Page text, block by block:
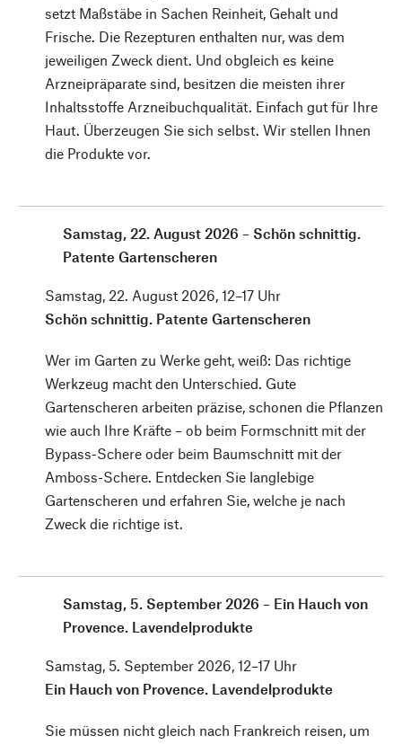
setzt Maßstäbe in Sachen Reinheit, Gehalt und
Frische. Die Rezepturen enthalten nur, was dem
jeweiligen Zweck dient. Und obgleich es keine
Arzneipräparate sind, besitzen die meisten ihrer
Inhaltsstoffe Arzneibuchqualität. Einfach gut für Ihre
Haut. Überzeugen Sie sich selbst. Wir stellen Ihnen
die Produkte vor.
Samstag, 22. August 2026 – Schön schnittig.
Patente Gartenscheren
Samstag, 22. August 2026, 12–17 Uhr
Schön schnittig. Patente Gartenscheren
Wer im Garten zu Werke geht, weiß: Das richtige
Werkzeug macht den Unterschied. Gute
Gartenscheren arbeiten präzise, schonen die Pflanzen
wie auch Ihre Kräfte – ob beim Formschnitt mit der
Bypass-Schere oder beim Baumschnitt mit der
Amboss-Schere. Entdecken Sie langlebige
Gartenscheren und erfahren Sie, welche je nach
Zweck die richtige ist.
Samstag, 5. September 2026 – Ein Hauch von
Provence. Lavendelprodukte
Samstag, 5. September 2026, 12–17 Uhr
Ein Hauch von Provence. Lavendelprodukte
Sie müssen nicht gleich nach Frankreich reisen, um